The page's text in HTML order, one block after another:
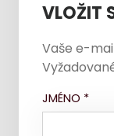
VLOŽIT
Vaše e-
JMÉNO *